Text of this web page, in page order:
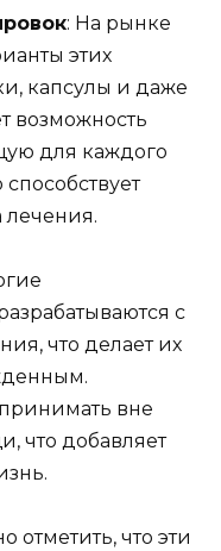
: На рынке
этих
капсулы и даже
возможность
для каждого
с
что делает их
вне
что добавляет
отметить, что эти